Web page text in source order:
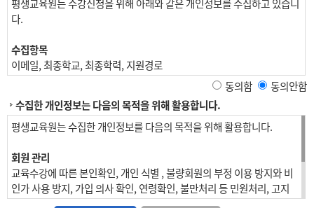
스번호, 사업장 주소, 상시근로자 수, 수강료 환급 계좌정보
홈페이지(수강신청)
평생교육원는 수강신청을 위해 아래와 같은 개인정보를 수집하고 있습니
다.
수집항목
이메일, 최종학교, 최종학력, 지원경로
동의함
동의안함
수집한 개인정보는 다음의 목적을 위해 활용합니다.
평생교육원는 수집한 개인정보를 다음의 목적을 위해 활용합니다.
회원 관리
교육수강에 따른 본인확인, 개인 식별 , 불량회원의 부정 이용 방지와 비
인가 사용 방지, 가입 의사 확인, 연령확인, 불만처리 등 민원처리, 고지
사항 전달